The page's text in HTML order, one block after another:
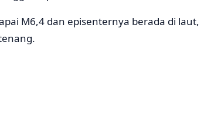
M6,4 dan episenternya berada di laut,